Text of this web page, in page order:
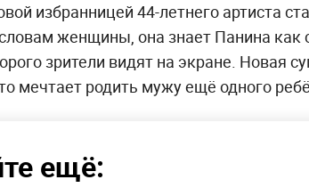
избранницей 44-летнего артиста
женщины, она знает Панина как
зрители видят на экране. Новая
мечтает родить мужу ещё одного
ещё: